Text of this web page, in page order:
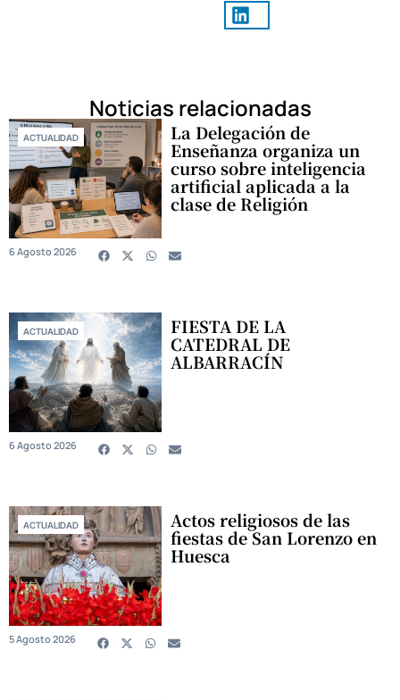
Noticias relacionadas
ACTUALIDAD La Delegación de
Enseñanza organiza un
curso sobre inteligencia
artificial aplicada a la
clase de Religión
6 Agosto 2026
ACTUALIDAD FIESTA DE LA
CATEDRAL DE
ALBARRACÍN
6 Agosto 2026
ACTUALIDAD Actos religiosos de las
fiestas de San Lorenzo en
Huesca
5 Agosto 2026